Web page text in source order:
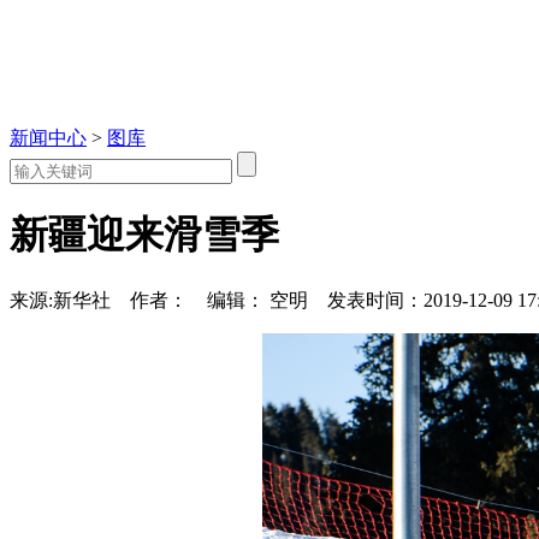
新闻中心 > 图库
新疆迎来滑雪季
来源:新华社 作者： 编辑： 空明 发表时间：2019-12-09